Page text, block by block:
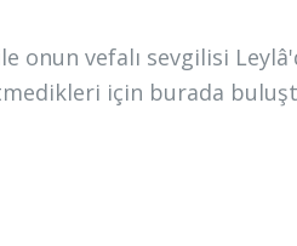
onun vefalı sevgilisi
için burada